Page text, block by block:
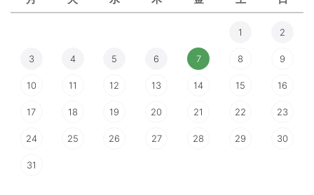
1 2
3 4 5 6 7 8 9
10 11 12 13 14 15 16
17 18 19 20 21 22 23
24 25 26 27 28 29 30
31